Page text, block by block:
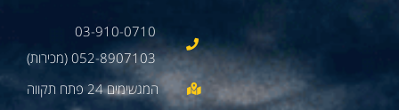
03-910-0710
052-8907103 (מכירות)